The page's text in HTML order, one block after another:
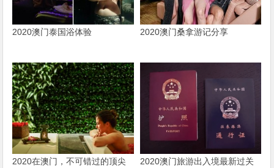
2020澳门泰国浴体验 2020澳门桑拿游记分享
2020在澳门，不可错过的顶尖 2020澳门旅游出入境最新过关